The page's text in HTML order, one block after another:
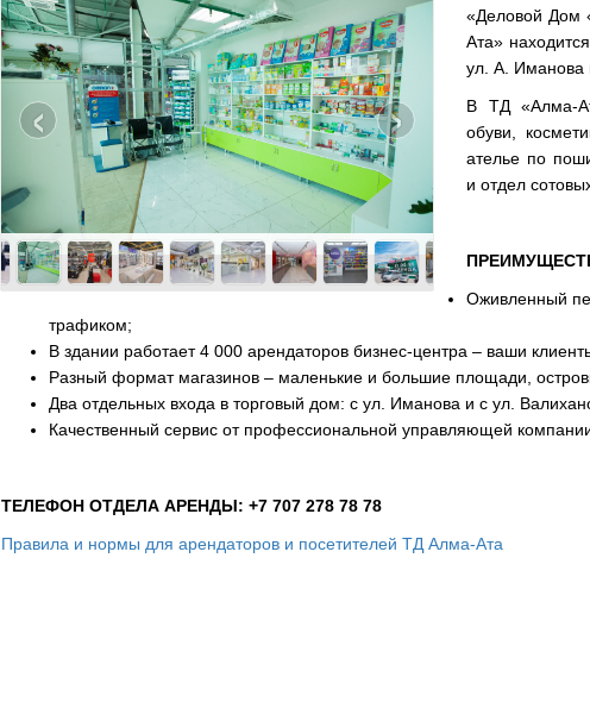
‹ ›
«Деловой Дом
Ата»
ул. А. Иманова
В ТД «Алма-
обуви,
ателье по
и отдел
Оживленный
трафиком;
В здании работает 4 000 арендаторов бизнес-центра – ваши
Разный формат магазинов – маленькие и большие площади,
Два отдельных входа в торговый дом: с ул. Иманова и с ул.
Качественный сервис от профессиональной управляющей
ТЕЛЕФОН ОТДЕЛА АРЕНДЫ: +7 707 278 78 78
Правила и нормы для арендаторов и посетителей ТД Алма-Ата